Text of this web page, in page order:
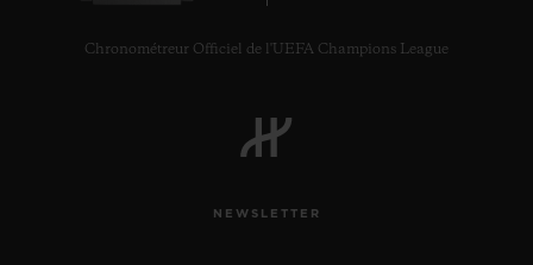
Chronométreur Officiel de l'UEFA Champions League
NEWSLETTER